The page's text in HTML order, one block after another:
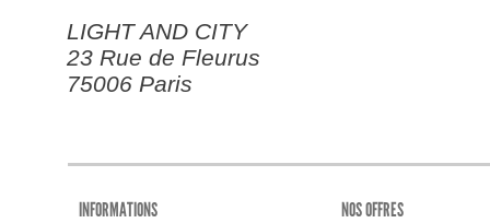
LIGHT AND CITY
23 Rue de Fleurus
75006 Paris
INFORMATIONS NOS OFFRES